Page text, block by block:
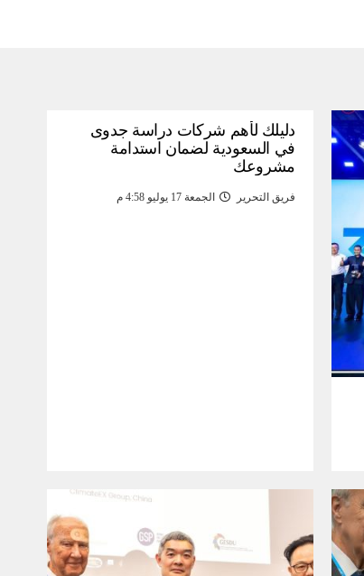
دليلك لأهم شركات دراسة جدوى
في السعودية لضمان استدامة
مشروعك
فريق التحرير الجمعة 17 يوليو 4:58 م